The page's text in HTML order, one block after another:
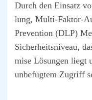
Durch den Ein­satz
lung, Mul­ti-Fak­tor-
Pre­ven­ti­on (DLP)
Sicher­heits­ni­veau,
mi­se Lösun­gen liegt
unbe­fug­tem Zugriff